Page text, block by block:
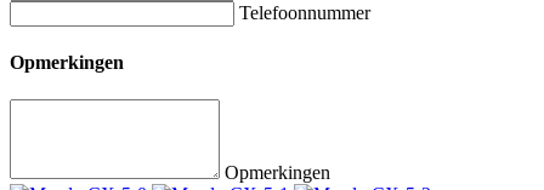
Telefoonnummer
Opmerkingen
Opmerkingen